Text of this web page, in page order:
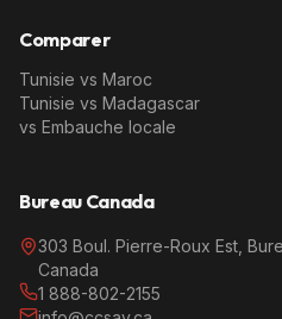
Comparer
Tunisie vs Maroc
Tunisie vs Madagascar
vs Embauche locale
Bureau Canada
303 Boul. Pierre-Roux Est,
Canada
1 888-802-2155